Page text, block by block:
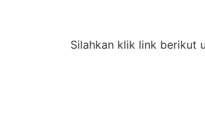
Silahkan klik link berikut